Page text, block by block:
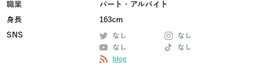
職業
パート・アルバイト
身長
163cm
SNS
なし
なし
なし
なし
blog